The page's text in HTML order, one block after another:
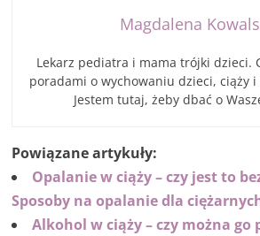
Magdalena
Lekarz pediatra i mama trójki dzieci.
poradami o wychowaniu dzieci, ciąży
Jestem tutaj, żeby dbać o
Powiązane artykuły:
Opalanie w ciąży – czy jest to
Sposoby na opalanie dla
Alkohol w ciąży – czy można go